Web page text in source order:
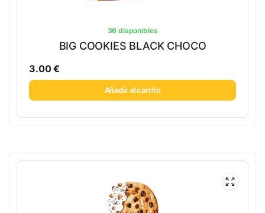
36 disponibles
BIG COOKIES BLACK CHOCO
3.00€
Añadir al carrito